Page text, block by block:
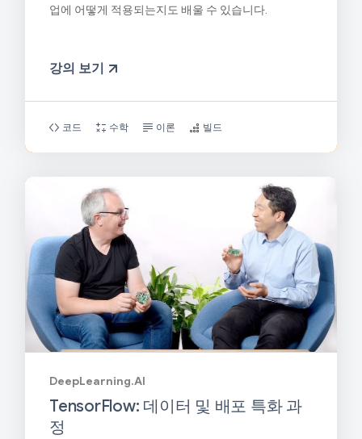
업에 어떻게 적용되는지도 배울 수 있습니다.
강의 보기
코드 수학 이론 빌드
DeepLearning.AI
TensorFlow: 데이터 및 배포 특화 과
정